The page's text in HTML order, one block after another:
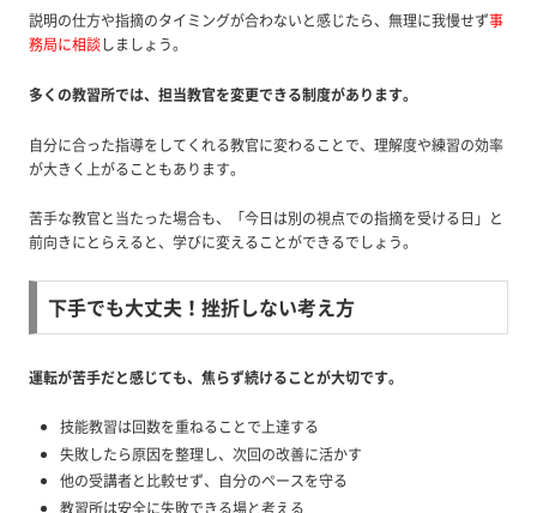
説明の仕方や指摘のタイミングが合わないと感じたら、無理に我慢せず事
務局に相談しましょう。
多くの教習所では、担当教官を変更できる制度があります。
自分に合った指導をしてくれる教官に変わることで、理解度や練習の効率
が大きく上がることもあります。
苦手な教官と当たった場合も、「今日は別の視点での指摘を受ける日」と
前向きにとらえると、学びに変えることができるでしょう。
下手でも大丈夫！挫折しない考え方
運転が苦手だと感じても、焦らず続けることが大切です。
技能教習は回数を重ねることで上達する
失敗したら原因を整理し、次回の改善に活かす
他の受講者と比較せず、自分のペースを守る
教習所は安全に失敗できる場と考える